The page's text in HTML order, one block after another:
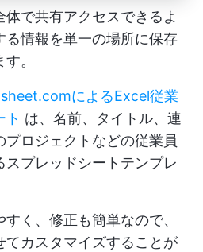
で共有アクセスできるよ
る情報を単一の場所に保存
。
によるExcel従業
ト は、名前、タイトル、連
ロジェクトなどの従業員
プレッドシートテンプレ
く、修正も簡単なので、
てカスタマイズすることが